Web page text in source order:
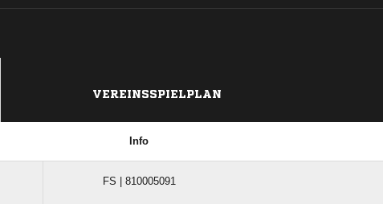
VEREINSSPIELPLAN
Info
FS | 810005091